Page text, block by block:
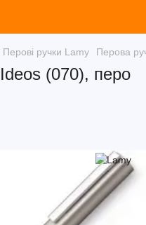
Перові ручки Lamy Перова
(070), перо